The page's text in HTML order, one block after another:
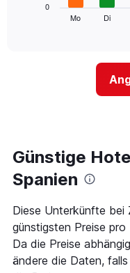
Monate
Zimmerpreis
anzeigt.
durchschnittlichen
jeweiligen
Wochentag.
Das
Diagramm
1
X-
Achse,
die
die
Mo Di
0
Günstige
Spanien
Diese Unterkünfte bei
günstigsten Preise
Da die Preise
ändere die Daten,